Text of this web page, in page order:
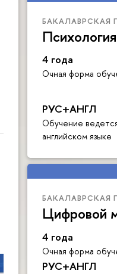
БАКАЛАВРСКАЯ
4 года
Очная форма
РУС+АНГЛ
Обучение
английском языке
БАКАЛАВРСКАЯ
Цифровой
4 года
Очная форма
РУС+АНГЛ